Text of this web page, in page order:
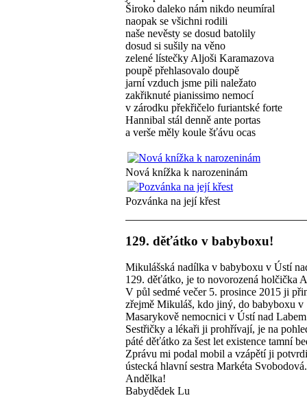
Široko daleko nám nikdo neumíral
naopak se všichni rodili
naše nevěsty se dosud batolily
dosud si sušily na věno
zelené lístečky Aljoši Karamazova
poupě přehlasovalo doupě
jarní vzduch jsme pili naležato
zakřiknuté pianissimo nemocí
v zárodku překřičelo furiantské forte
Hannibal stál denně ante portas
a verše měly koule šťávu ocas
Nová knížka k narozeninám
Pozvánka na její křest
129. děťátko v babyboxu!
Mikulášská nadílka v babyboxu v Ústí
129. děťátko, je to novorozená holčička
V půl sedmé večer 5. prosince 2015 ji
zřejmě Mikuláš, kdo jiný, do babyboxu v
Masarykově nemocnici v Ústí nad
Sestřičky a lékaři ji prohřívají, je na
páté děťátko za šest let existence tamní
Zprávu mi podal mobil a vzápětí ji
ústecká hlavní sestra Markéta
Andělka!
Babydědek Lu